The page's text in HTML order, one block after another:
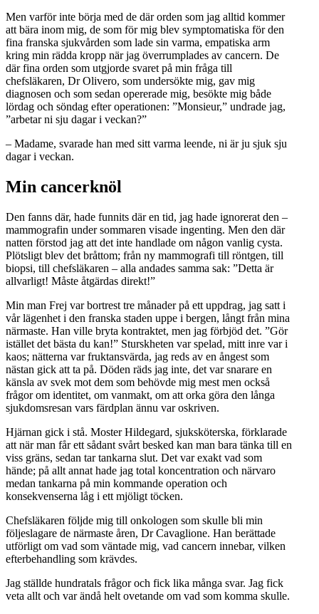
Men varför inte börja med de där orden som jag alltid kommer
att bära inom mig, de som för mig blev symptomatiska för den
fina franska sjukvården som lade sin varma, empatiska arm
kring min rädda kropp när jag överrumplades av cancern. De
där fina orden som utgjorde svaret på min fråga till
chefsläkaren, Dr Olivero, som undersökte mig, gav mig
diagnosen och som sedan opererade mig, besökte mig både
lördag och söndag efter operationen: ”Monsieur,” undrade jag,
”arbetar ni sju dagar i veckan?”
– Madame, svarade han med sitt varma leende, ni är ju sjuk sju
dagar i veckan.
Min cancerknöl
Den fanns där, hade funnits där en tid, jag hade ignorerat den –
mammografin under sommaren visade ingenting. Men den där
natten förstod jag att det inte handlade om någon vanlig cysta.
Plötsligt blev det bråttom; från ny mammografi till röntgen, till
biopsi, till chefsläkaren – alla andades samma sak: ”Detta är
allvarligt! Måste åtgärdas direkt!”
Min man Frej var bortrest tre månader på ett uppdrag, jag satt i
vår lägenhet i den franska staden uppe i bergen, långt från mina
närmaste. Han ville bryta kontraktet, men jag förbjöd det. ”Gör
istället det bästa du kan!” Sturskheten var spelad, mitt inre var i
kaos; nätterna var fruktansvärda, jag reds av en ångest som
nästan gick att ta på. Döden räds jag inte, det var snarare en
känsla av svek mot dem som behövde mig mest men också
frågor om identitet, om vanmakt, om att orka göra den långa
sjukdomsresan vars färdplan ännu var oskriven.
Hjärnan gick i stå. Moster Hildegard, sjuksköterska, förklarade
att när man får ett sådant svårt besked kan man bara tänka till en
viss gräns, sedan tar tankarna slut. Det var exakt vad som
hände; på allt annat hade jag total koncentration och närvaro
medan tankarna på min kommande operation och
konsekvenserna låg i ett mjöligt töcken.
Chefsläkaren följde mig till onkologen som skulle bli min
följeslagare de närmaste åren, Dr Cavaglione. Han berättade
utförligt om vad som väntade mig, vad cancern innebar, vilken
efterbehandling som krävdes.
Jag ställde hundratals frågor och fick lika många svar. Jag fick
veta allt och var ändå helt ovetande om vad som komma skulle.